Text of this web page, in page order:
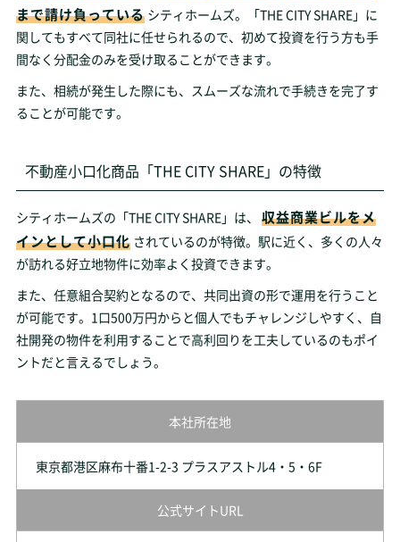
まで請け負っている シティホームズ。「THE CITY SHARE」に
関してもすべて同社に任せられるので、初めて投資を行う方も手
間なく分配金のみを受け取ることができます。
また、相続が発生した際にも、スムーズな流れで手続きを完了す
ることが可能です。
不動産小口化商品「THE CITY SHARE」の特徴
シティホームズの「THE CITY SHARE」は、
収益商業ビルをメ
インとして小口化 されているのが特徴。駅に近く、多くの人々
が訪れる好立地物件に効率よく投資できます。
また、任意組合契約となるので、共同出資の形で運用を行うこと
が可能です。1口500万円からと個人でもチャレンジしやすく、自
社開発の物件を利用することで高利回りを工夫しているのもポイ
ントだと言えるでしょう。
本社所在地
東京都港区麻布十番1-2-3 プラスアストル4・5・6F
公式サイトURL